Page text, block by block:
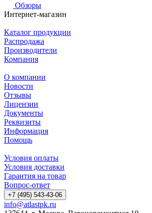
Обзоры
Интернет-магазин
Каталог продукции
Распродажа
Производители
Компания
О компании
Новости
Отзывы
Лицензии
Документы
Реквизиты
Информация
Помощь
Условия оплаты
Условия доставки
Гарантия на товар
Вопрос-ответ
+7 (495) 543-43-06
info@atlastpk.ru